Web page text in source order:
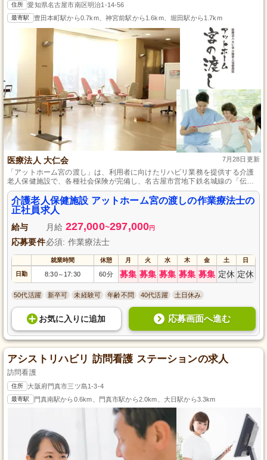
住所 愛知県名古屋市南区明治1-14-56
最寄駅 豊田本町駅から0.7km、神宮前駅から1.6km、堀田駅から1.7km
医療法人 大仁会 7月28日更新
「アットホーム宮の渡し」は、利用者に向けたリハビリ業務を提供する介護
老人保健施設で、各種社会保険が完備し、名古屋市営地下鉄名城線の「伝馬
町駅」、名鉄常滑線の「豊田本町駅」からのアクセスも良好です。
介護老人保健施設 アットホーム宮の渡しの作業療法士の
正社員求人
給与 月給 227,000~297,000円
応募要件必須: 作業療法士
就業時間 休憩 月 火 水 木 金 土 日
日勤 8:30～ 17:30 60分 募集 募集 募集 募集 募集 定休 定休
50代活躍 新卒可 未経験可 年齢不問 40代活躍 土日休み
お気に入り に追加 応募画面へ進む
アシストリハビリ 訪問看護 ステーションの求人
訪問看護
住所 大阪府門真市三ツ島1-3-4
最寄駅 門真南駅から0.6km、門真市駅から2.0km、大日駅から3.3km